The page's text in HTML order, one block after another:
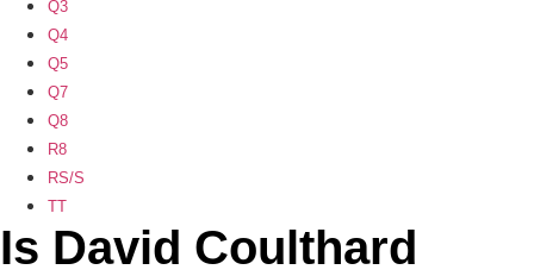
Q3
Q4
Q5
Q7
Q8
R8
RS/S
TT
Is David Coulthard